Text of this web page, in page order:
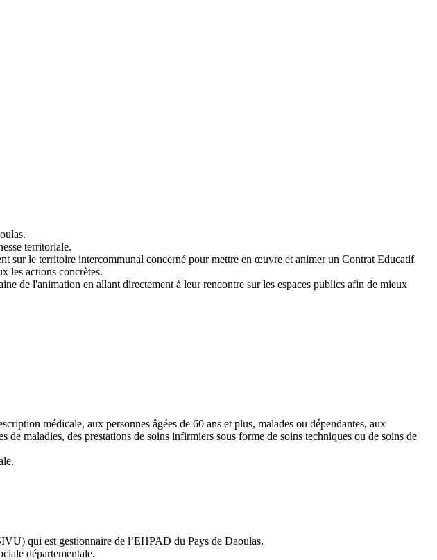
territoriale.
sur le territoire intercommunal concerné pour mettre en œuvre et animer un Contrat Educatif
les actions concrètes.
de l'animation en allant directement à leur rencontre sur les espaces publics afin de mieux
médicale, aux personnes âgées de 60 ans et plus, malades ou dépendantes, aux
de maladies, des prestations de soins infirmiers sous forme de soins techniques ou de soins de
qui est gestionnaire de l’EHPAD du Pays de Daoulas.
départementale.